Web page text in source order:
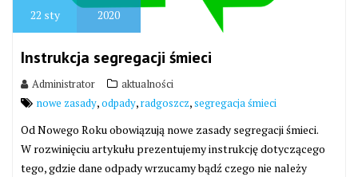
22 sty 2020
Instrukcja segregacji śmieci
Administrator
aktualności
nowe zasady,odpady,radgoszcz,segregacja śmieci
Od Nowego Roku obowiązują nowe zasady segregacji śmieci.
W rozwinięciu artykułu prezentujemy instrukcję dotyczącego
tego, gdzie dane odpady wrzucamy bądź czego nie należy